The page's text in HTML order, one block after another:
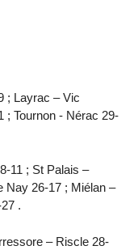
; Layrac – Vic
; Tournon - Nérac 29-
11 ; St Palais –
Nay 26-17 ; Miélan –
.
– Riscle 28-